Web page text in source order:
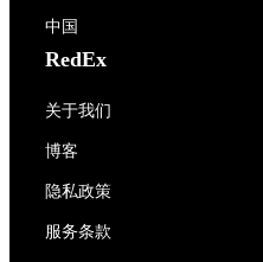
中国
RedEx
关于我们
博客
隐私政策
服务条款